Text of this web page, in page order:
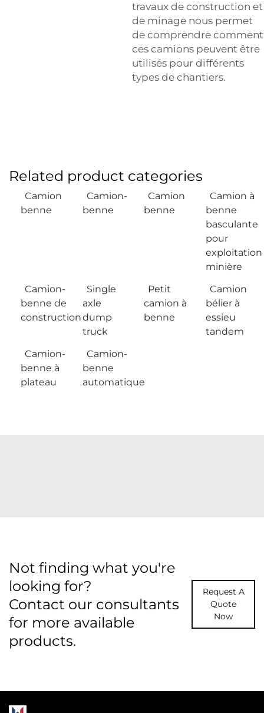
travaux de construction et
de minage nous permet
de comprendre comment
ces camions peuvent être
utilisés pour différents
types de chantiers.
Related product categories
Camion
benne
Camion-
benne
Camion
benne
Camion à
benne
basculante
pour
exploitation
minière
Camion-
benne de
construction
Single
axle
dump
truck
Petit
camion à
benne
Camion
bélier à
essieu
tandem
Camion-
benne à
plateau
Camion-
benne
automatique
Not finding what you're
looking for?
Contact our consultants
for more available
products.
Request A
Quote
Now